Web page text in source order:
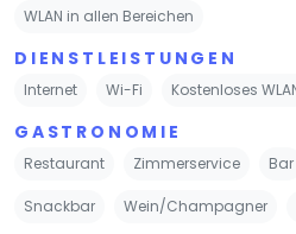
WLAN in allen Bereichen
DIENSTLEISTUNGEN
Internet Wi-Fi Kostenloses
GASTRONOMIE
Restaurant Zimmerservice Bar
Snackbar Wein/Champagner